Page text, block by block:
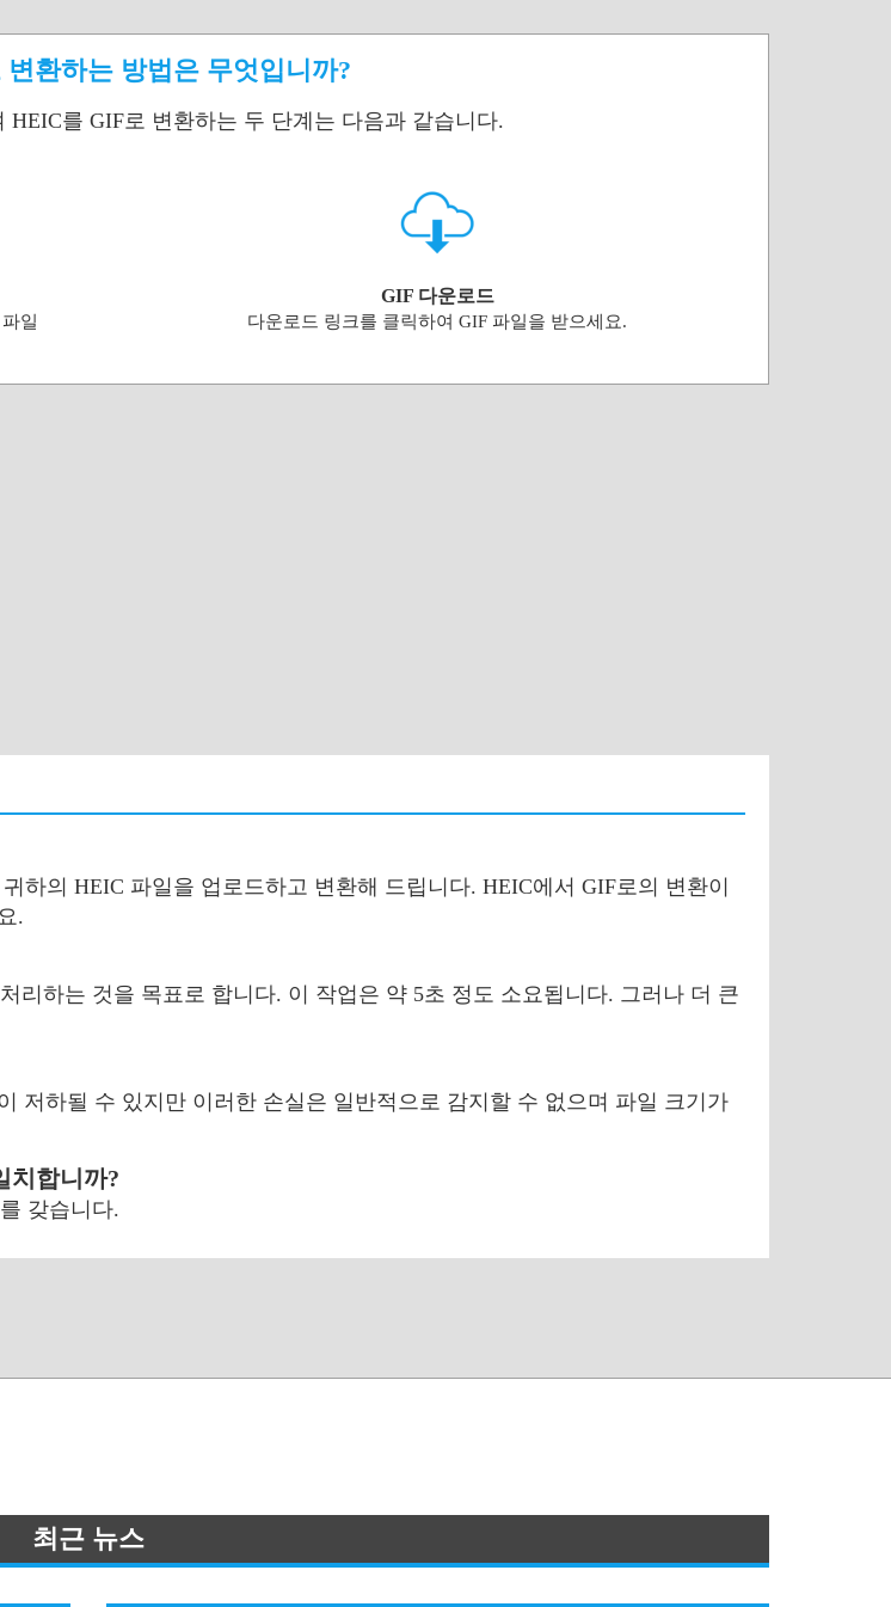
환하는 방법은 무엇입니까?
를 GIF로 변환하는 두 단계는 다음과 같습니다.
일
GIF 다운로드
다운로드 링크를 클릭하여 GIF 파일을 받으세요.
하의 HEIC 파일을 업로드하고 변환해 드립니다. HEIC에서 GIF로의 변환이
.
리하는 것을 목표로 합니다. 이 작업은 약 5초 정도 소요됩니다. 그러나 더 큰
저하될 수 있지만 이러한 손실은 일반적으로 감지할 수 없으며 파일 크기가
치합니까?
갖습니다.
최근 뉴스